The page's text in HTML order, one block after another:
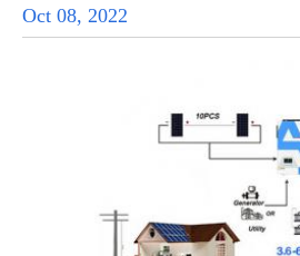
Oct 08, 2022